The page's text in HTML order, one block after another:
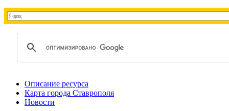
Описание ресурса
Карта города Ставрополя
Новости